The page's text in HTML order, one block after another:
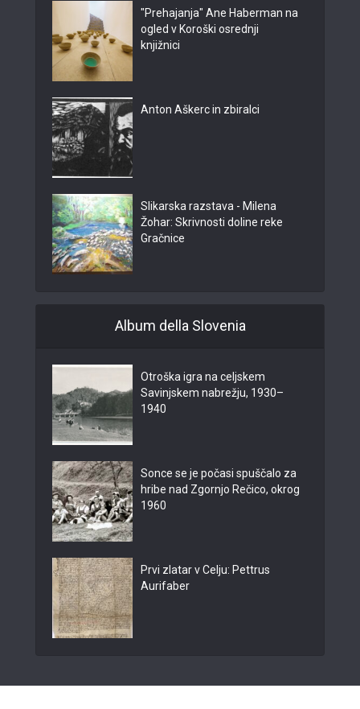
"Prehajanja" Ane Haberman na
ogled v Koroški osrednji
knjižnici
Anton Aškerc in zbiralci
Slikarska razstava - Milena
Žohar: Skrivnosti doline reke
Gračnice
Album della Slovenia
Otroška igra na celjskem
Savinjskem nabrežju, 1930–
1940
Sonce se je počasi spuščalo za
hribe nad Zgornjo Rečico, okrog
1960
Prvi zlatar v Celju: Pettrus
Aurifaber